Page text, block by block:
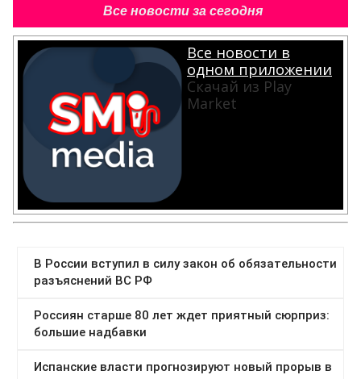
Все новости за сегодня
Все новости в
одном приложении
Скачай из Play
Market